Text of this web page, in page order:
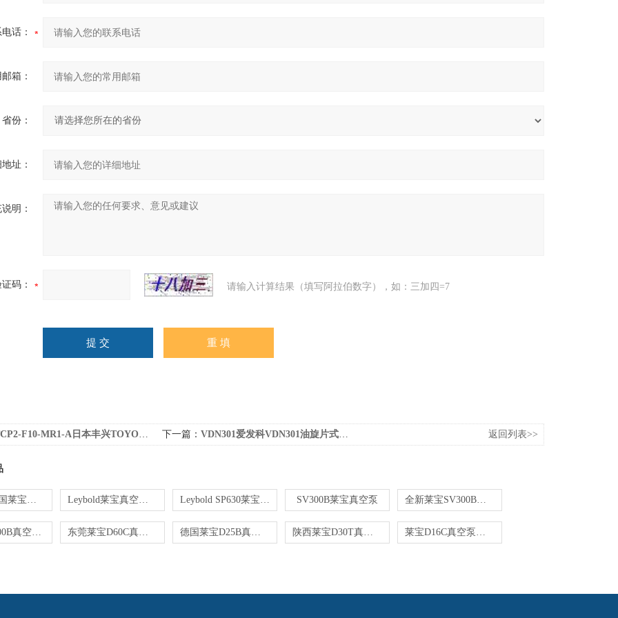
话：
箱：
省份：
址：
明：
码： 请输入计算结果（填写阿拉伯数字），如：三加四=7
F10-MR1-A日本丰兴TOYOOKI齿轮真空泵维修 下一篇： VDN301爱发科VDN301油旋片式真空泵 返回列表>>
SV300B德国莱宝真空泵现货销售 Leybold莱宝真空泵SV300B*正品现货 Leybold SP630莱宝螺杆真空泵销售（二手） SV300B莱宝真空泵 全新莱宝SV300B旋片真空泵现货销售
*莱宝SV300B真空泵*销售 东莞莱宝D60C真空泵维修 德国莱宝D25B真空泵_单相220V 陕西莱宝D30T真空泵供应商 莱宝D16C真空泵润滑油LVO100